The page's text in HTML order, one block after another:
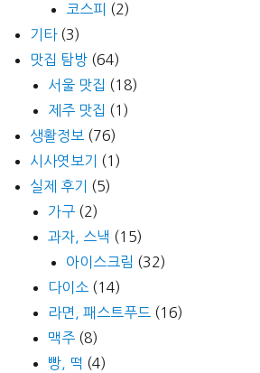
코스피 (2)
기타(3)
맛집 탐방 (64)
서울 맛집 (18)
제주 맛집 (1)
생활정보 (76)
시사엿보기
(1)
실제 후기
(5)
가구 (2)
과자, 스낵 (15)
아이스크림 (32)
다이소 (14)
라면, 패스트푸드 (16)
맥주 (8)
빵, 떡 (4)